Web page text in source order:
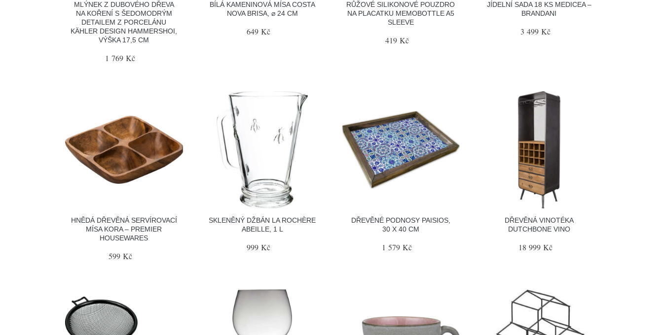
MLÝNEK Z DUBOVÉHO DŘEVA
NA KOŘENÍ S ŠEDOMODRÝM
DETAILEM Z PORCELÁNU
KÄHLER DESIGN HAMMERSHOI,
VÝŠKA 17,5 CM
1 769 Kč
BÍLÁ KAMENINOVÁ MÍSA COSTA
NOVA BRISA, ⌀ 24 CM
649 Kč
RŮŽOVÉ SILIKONOVÉ POUZDRO
NA PLACATKU MEMOBOTTLE A5
SLEEVE
419 Kč
JÍDELNÍ SADA 18 KS MEDICEA –
BRANDANI
3 499 Kč
HNĚDÁ DŘEVĚNÁ SERVÍROVACÍ
MÍSA KORA – PREMIER
HOUSEWARES
599 Kč
SKLENĚNÝ DŽBÁN LA ROCHÈRE
ABEILLE, 1 L
999 Kč
DŘEVĚNÉ PODNOSY PAISIOS,
30 X 40 CM
1 579 Kč
DŘEVĚNÁ VINOTÉKA
DUTCHBONE VINO
18 999 Kč